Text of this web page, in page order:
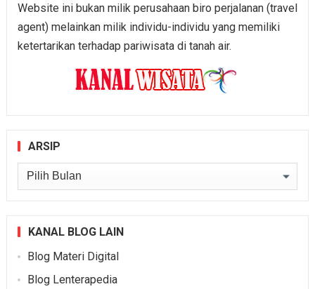
Website ini bukan milik perusahaan biro perjalanan (travel
agent) melainkan milik individu-individu yang memiliki
ketertarikan terhadap pariwisata di tanah air.
ARSIP
Arsip
KANAL BLOG LAIN
Blog Materi Digital
Blog Lenterapedia